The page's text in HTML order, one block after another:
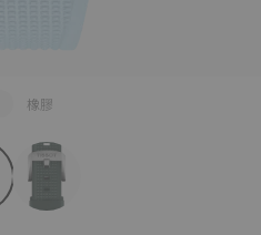
橡膠